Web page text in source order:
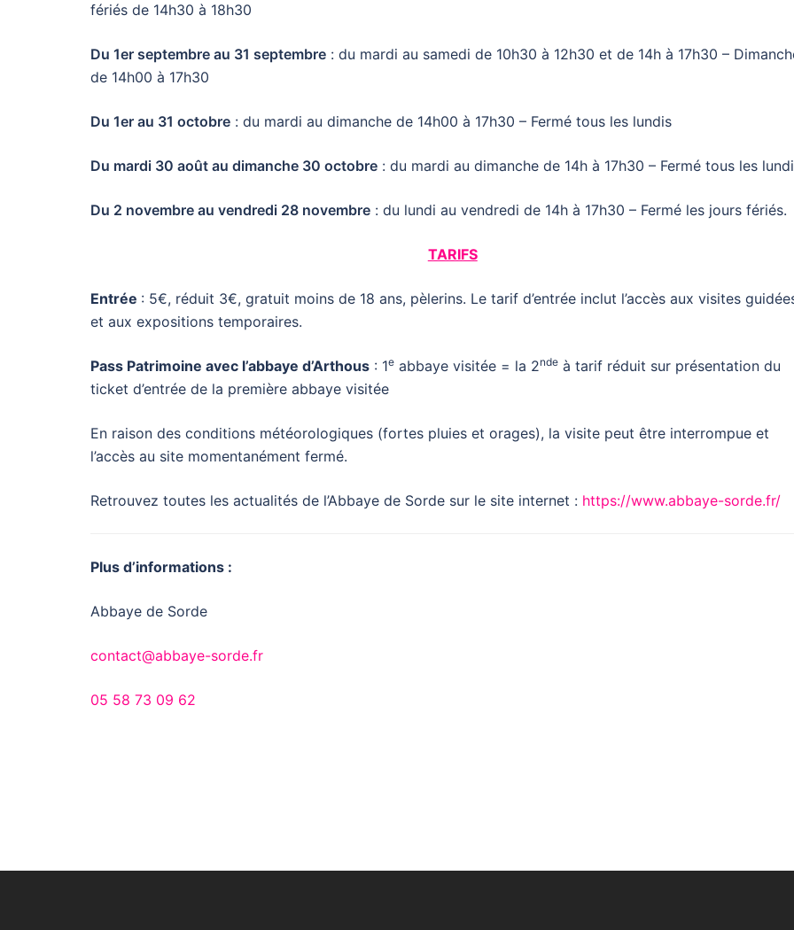
fériés de 14h30 à 18h30
Du 1er septembre au 31 septembre : du mardi au samedi de 10h30 à 12h30 et de 14h à 17h30 –
de 14h00 à 17h30
Du 1er au 31 octobre : du mardi au dimanche de 14h00 à 17h30 – Fermé tous les lundis
Du mardi 30 août au dimanche 30 octobre : du mardi au dimanche de 14h à 17h30 – Fermé tous les
Du 2 novembre au vendredi 28 novembre : du lundi au vendredi de 14h à 17h30 – Fermé les jours fériés.
TARIFS
Entrée : 5€, réduit 3€, gratuit moins de 18 ans, pèlerins. Le tarif d’entrée inclut l’accès aux visites
et aux expositions temporaires.
Pass Patrimoine avec l’abbaye d’Arthous : 1e abbaye visitée = la 2nde à tarif réduit sur présentation du
ticket d’entrée de la première abbaye visitée
En raison des conditions météorologiques (fortes pluies et orages), la visite peut être interrompue et
l’accès au site momentanément fermé.
Retrouvez toutes les actualités de l’Abbaye de Sorde sur le site internet : https://www.abbaye-sorde.fr/
Plus d’informations :
Abbaye de Sorde
contact@abbaye-sorde.fr
05 58 73 09 62